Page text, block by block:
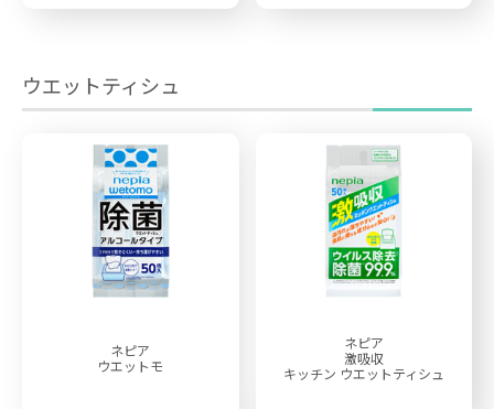
ウエットティシュ
ネピア
ウエットモ
ネピア
激吸収
キッチン ウエットティシュ